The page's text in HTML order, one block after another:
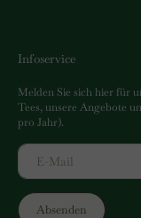
Infoservice
Melden Sie sich hier für
Tees, unsere Angebote
pro Jahr).